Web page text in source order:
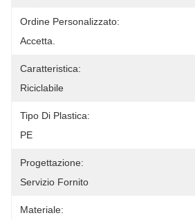
Ordine Personalizzato:
Accetta.
Caratteristica:
Riciclabile
Tipo Di Plastica:
PE
Progettazione:
Servizio Fornito
Materiale: